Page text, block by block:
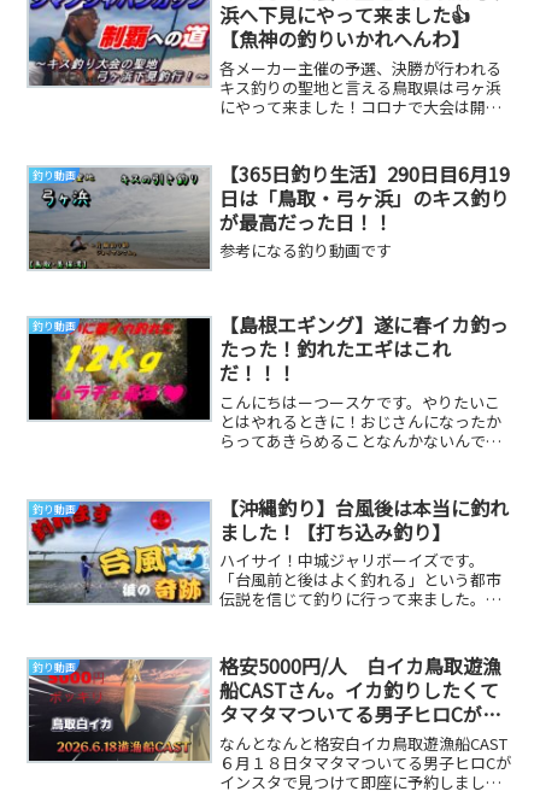
浜へ下見にやって来ました👍
【魚神の釣りいかれへんわ】
各メーカー主催の予選、決勝が行われる
キス釣りの聖地と言える鳥取県は弓ヶ浜
にやって来ました！コロナで大会は開催
釣り動画
【365日釣り生活】290日目6月19
日は「鳥取・弓ヶ浜」のキス釣り
が最高だった日！！
参考になる釣り動画です
釣り動画
【島根エギング】遂に春イカ釣っ
たった！釣れたエギはこれ
だ！！！
こんにちはーつースケです。やりたいこ
とはやれるときに！おじさんになったか
らってあきらめることなんかないんです
釣り動画
【沖縄釣り】台風後は本当に釣れ
ました！【打ち込み釣り】
ハイサイ！中城ジャリボーイズです。
「台風前と後はよく釣れる」という都市
伝説を信じて釣りに行って来ました。
釣り動画
格安5000円/人 白イカ鳥取遊漁
船CASTさん。イカ釣りしたくて
タマタマついてる男子ヒロCがイ
ンスタで見つけて6月18日即座に
予約。50杯釣れたら100円/杯よ。
100杯釣れたら50円/杯よん様で。
なんとなんと格安白イカ鳥取遊漁船CAST
６月１８日タマタマついてる男子ヒロCが
インスタで見つけて即座に予約しまし